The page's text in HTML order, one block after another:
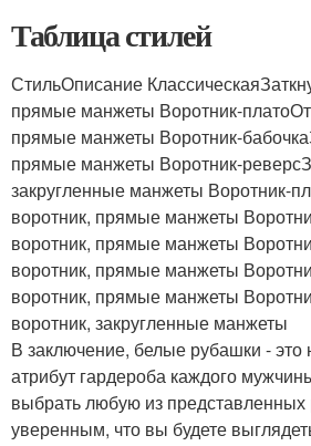
Таблица стилей
СтильОписание
прямые манжеты Воротник-
прямые манжеты Воротник-
прямые манжеты Воротник-
закругленные манжеты Воротник-
воротник, прямые манжеты
воротник, прямые манжеты
воротник, прямые манжеты
воротник, прямые манжеты
воротник, закругленные манжеты
В заключение, белые рубашки -
атрибут гардероба каждого
выбрать любую из
уверенным, что вы будете